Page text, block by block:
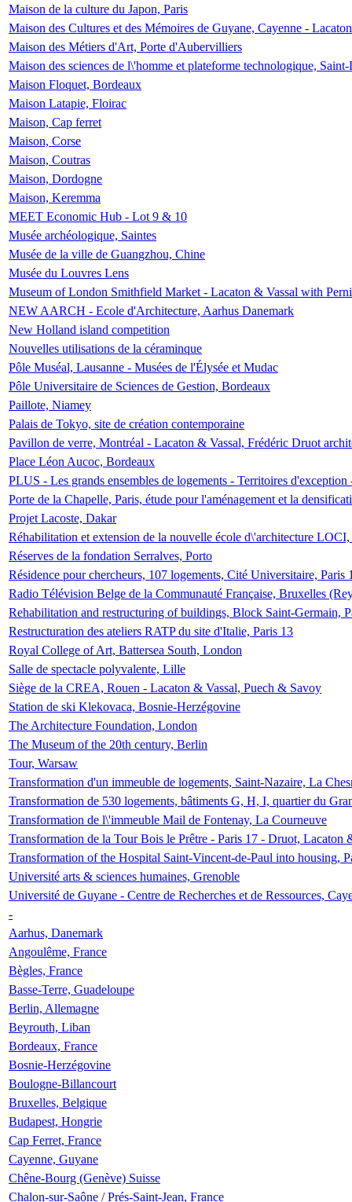
Maison de la culture du Japon, Paris
Maison des Cultures et des Mémoires de Guyane, Cayenne -
Maison des Métiers d'Art, Porte d'Aubervilliers
Maison des sciences de l\'homme et plateforme technologique,
Maison Floquet, Bordeaux
Maison Latapie, Floirac
Maison, Cap ferret
Maison, Corse
Maison, Coutras
Maison, Dordogne
Maison, Keremma
MEET Economic Hub - Lot 9 & 10
Musée archéologique, Saintes
Musée de la ville de Guangzhou, Chine
Musée du Louvres Lens
Museum of London Smithfield Market - Lacaton & Vassal with
NEW AARCH - Ecole d'Architecture, Aarhus Danemark
New Holland island competition
Nouvelles utilisations de la céraminque
Pôle Muséal, Lausanne - Musées de l'Élysée et Mudac
Pôle Universitaire de Sciences de Gestion, Bordeaux
Paillote, Niamey
Palais de Tokyo, site de création contemporaine
Pavillon de verre, Montréal - Lacaton & Vassal, Frédéric Druot
Place Léon Aucoc, Bordeaux
PLUS - Les grands ensembles de logements - Territoires
Porte de la Chapelle, Paris, étude pour l'aménagement et la
Projet Lacoste, Dakar
Réhabilitation et extension de la nouvelle école d\'architecture
Réserves de la fondation Serralves, Porto
Résidence pour chercheurs, 107 logements, Cité Universitaire, Paris
Radio Télévision Belge de la Communauté Française, Bruxelles
Rehabilitation and restructuring of buildings, Block Saint-Germain,
Restructuration des ateliers RATP du site d'Italie, Paris 13
Royal College of Art, Battersea South, London
Salle de spectacle polyvalente, Lille
Siège de la CREA, Rouen - Lacaton & Vassal, Puech & Savoy
Station de ski Klekovaca, Bosnie-Herzégovine
The Architecture Foundation, London
The Museum of the 20th century, Berlin
Tour, Warsaw
Transformation d'un immeuble de logements, Saint-Nazaire, La
Transformation de 530 logements, bâtiments G, H, I, quartier du
Transformation de l\'immeuble Mail de Fontenay, La Courneuve
Transformation de la Tour Bois le Prêtre - Paris 17 - Druot, Lacaton
Transformation of the Hospital Saint-Vincent-de-Paul into housing,
Université arts & sciences humaines, Grenoble
Université de Guyane - Centre de Recherches et de Ressources,
-
Aarhus, Danemark
Angoulême, France
Bègles, France
Basse-Terre, Guadeloupe
Berlin, Allemagne
Beyrouth, Liban
Bordeaux, France
Bosnie-Herzégovine
Boulogne-Billancourt
Bruxelles, Belgique
Budapest, Hongrie
Cap Ferret, France
Cayenne, Guyane
Chêne-Bourg (Genève) Suisse
Chalon-sur-Saône / Prés-Saint-Jean, France